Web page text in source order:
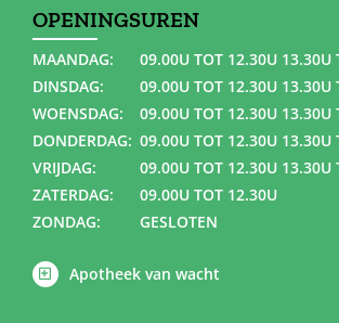
OPENINGSUREN
MAANDAG:
09.00U TOT 12.30U 13.30U
DINSDAG:
09.00U TOT 12.30U 13.30U
WOENSDAG:
09.00U TOT 12.30U 13.30U
DONDERDAG: 09.00U TOT 12.30U 13.30U
VRIJDAG:
09.00U TOT 12.30U 13.30U
ZATERDAG:
09.00U TOT 12.30U
ZONDAG:
GESLOTEN
Apotheek van wacht